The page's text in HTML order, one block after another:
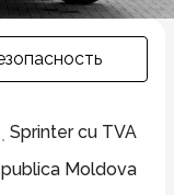
Sprinter cu TVA
Moldova